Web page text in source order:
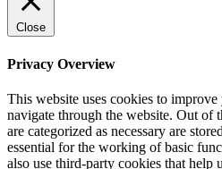
Close
Privacy Overview
This website uses cookies to
navigate through the website. Out of
are categorized as necessary are
essential for the working of basic
also use third-party cookies that help